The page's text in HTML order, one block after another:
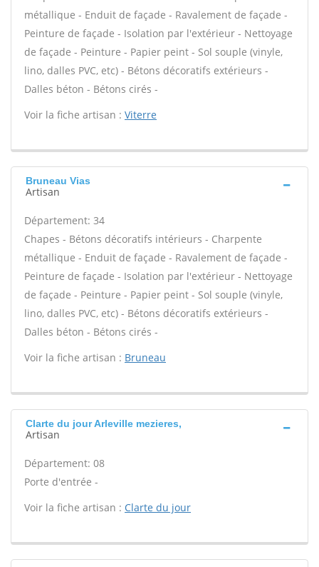
métallique - Enduit de façade - Ravalement de façade -
Peinture de façade - Isolation par l'extérieur - Nettoyage
de façade - Peinture - Papier peint - Sol souple (vinyle,
lino, dalles PVC, etc) - Bétons décoratifs extérieurs -
Dalles béton - Bétons cirés -
Voir la fiche artisan : Viterre
Bruneau Vias
Artisan
Département: 34
Chapes - Bétons décoratifs intérieurs - Charpente
métallique - Enduit de façade - Ravalement de façade -
Peinture de façade - Isolation par l'extérieur - Nettoyage
de façade - Peinture - Papier peint - Sol souple (vinyle,
lino, dalles PVC, etc) - Bétons décoratifs extérieurs -
Dalles béton - Bétons cirés -
Voir la fiche artisan : Bruneau
Clarte du jour Arleville mezieres,
Artisan
Département: 08
Porte d'entrée -
Voir la fiche artisan : Clarte du jour